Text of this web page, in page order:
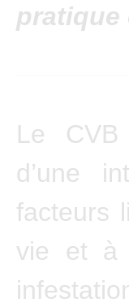
pratique
Le
d’une
facteurs
vie et à